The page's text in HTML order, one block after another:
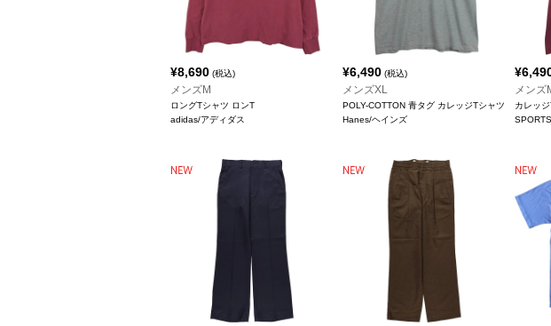
¥8,690 (税込)
メンズM
ロングTシャツ ロンT
adidas/アディダス
¥6,490 (税込)
メンズXL
POLY-COTTON 青タグ カレッジTシャツ
Hanes/ヘインズ
¥
メンズ
カレッ